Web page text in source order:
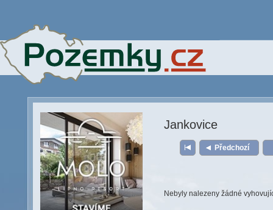
Jankovice
Předchozí
Nebyly nalezeny žádné